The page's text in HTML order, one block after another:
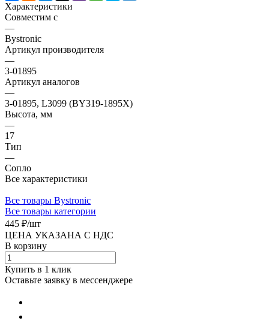
Характеристики
Совместим с
—
Bystronic
Артикул производителя
—
3-01895
Артикул аналогов
—
3-01895, L3099 (BY319-1895X)
Высота, мм
—
17
Тип
—
Сопло
Все характеристики
Все товары Bystronic
Все товары категории
445 ₽/шт
ЦЕНА УКАЗАНА С НДС
В корзину
Купить в 1 клик
Оставьте заявку в мессенджере